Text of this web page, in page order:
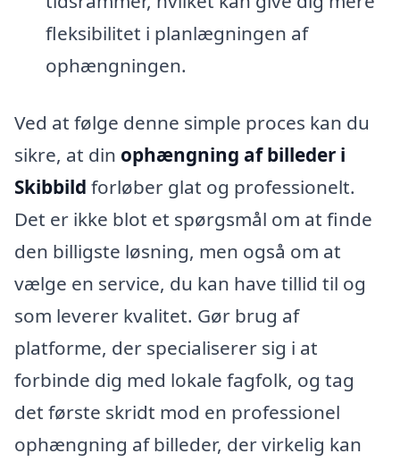
fleksibilitet i planlægningen af
ophængningen.
Ved at følge denne simple proces kan du
sikre, at din ophængning af billeder i
Skibbild forløber glat og professionelt.
Det er ikke blot et spørgsmål om at finde
den billigste løsning, men også om at
vælge en service, du kan have tillid til og
som leverer kvalitet. Gør brug af
platforme, der specialiserer sig i at
forbinde dig med lokale fagfolk, og tag
det første skridt mod en professionel
ophængning af billeder, der virkelig kan